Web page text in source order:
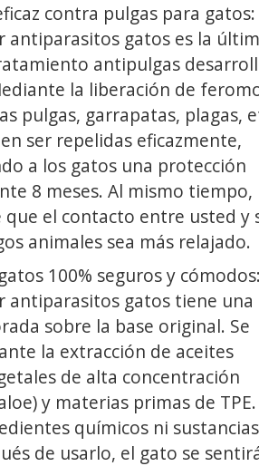
contra pulgas para gatos:
antiparasitos gatos es la
antipulgas
la liberación de
pulgas, garrapatas, plagas,
ser repelidas eficazmente,
a los gatos una protección
8 meses. Al mismo tiempo,
que el contacto entre usted y
animales sea más relajado.
100% seguros y cómodos:
antiparasitos gatos tiene una
sobre la base original. Se
la extracción de aceites
de alta concentración
y materias primas de
químicos ni sustancias
de usarlo, el gato se